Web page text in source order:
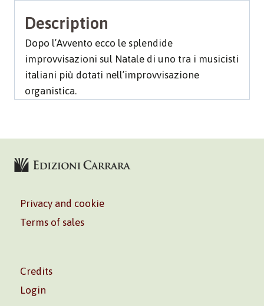
Description
Dopo l’Avvento ecco le splendide
improvvisazioni sul Natale di uno tra i musicisti
italiani più dotati nell’improvvisazione
organistica.
Privacy and cookie
Terms of sales
Credits
Login